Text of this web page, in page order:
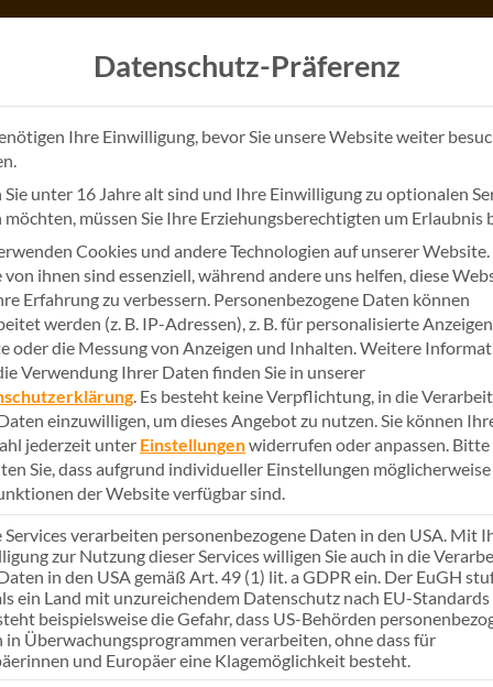
2025
Wie gelingt der Spagat
Governance
einem klaren
Dabei deckt er alle
Berechtigungen bis zum
Praxiswissen zu
Templates & Tools
Datenschutz-Präferenz
Ihre Einwilligung, bevor Sie unsere Website weiter
Sie unter 16 Jahre alt sind und Ihre Einwilligung zu optionalen
möchten, müssen Sie Ihre Erziehungsberechtigten um Erlaubnis
Cookies und andere Technologien auf unserer Website.
von ihnen sind essenziell, während andere uns helfen, diese
Erfahrung zu verbessern. Personenbezogene Daten können
werden (z. B. IP-Adressen), z. B. für personalisierte
oder die Messung von Anzeigen und Inhalten.Weitere
Verwendung Ihrer Daten finden Sie in unserer
. Es besteht keine Verpflichtung, in die
einzuwilligen, um dieses Angebot zu nutzen.Sie können
jederzeit unter Einstellungenwiderrufen oder anpassen. Bitte
Sie, dass aufgrund individueller Einstellungen
der Website verfügbar sind.
Services verarbeiten personenbezogene Daten in den USA. Mit
zur Nutzung dieser Services willigen Sie auch in die
in den USA gemäß Art. 49 (1) lit. a GDPR ein. Der EuGH
ein Land mit unzureichendem Datenschutz nach EU-Standards
beispielsweise die Gefahr, dass US-Behörden
in Überwachungsprogrammen verarbeiten, ohne dass für
und Europäer eine Klagemöglichkeit besteht.